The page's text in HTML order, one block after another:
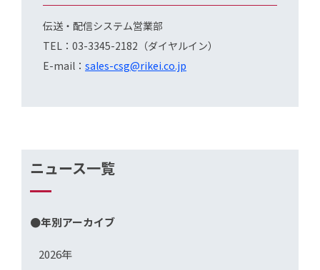
ニュース一覧
●年別アーカイブ
2026年
伝送・配信システム営業部
TEL：03-3345-2182（ダイヤルイン）
E-mail： sales-csg@rikei.co.jp